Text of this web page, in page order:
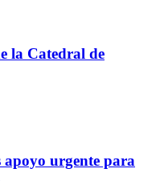
la Catedral de
apoyo urgente para